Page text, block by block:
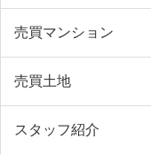
売買マンション
売買土地
スタッフ紹介